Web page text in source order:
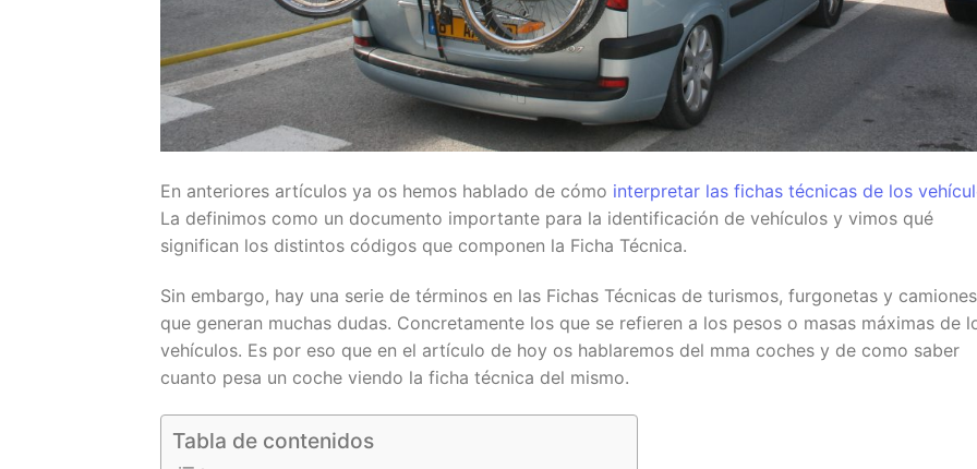
En anteriores artículos ya os hemos hablado de cómo interpretar las fichas técnicas de los
La definimos como un documento importante para la identificación de vehículos y vimos qué
significan los distintos códigos que componen la Ficha Técnica.
Sin embargo, hay una serie de términos en las Fichas Técnicas de turismos, furgonetas y camiones
que generan muchas dudas. Concretamente los que se refieren a los pesos o masas máximas de
vehículos. Es por eso que en el artículo de hoy os hablaremos del mma coches y de como saber
cuanto pesa un coche viendo la ficha técnica del mismo.
Tabla de contenidos